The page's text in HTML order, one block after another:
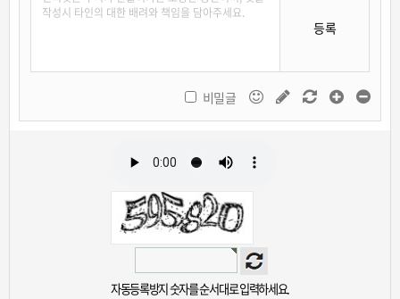
등록
비밀글
자동등록방지 숫자를 순서대로 입력하세요.